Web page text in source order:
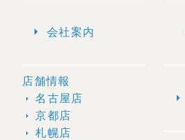
arrow_right 会社案内
店舗情報
arrow_right 名古屋店
arrow_right 京都店
arrow_right 札幌店
arrow_right